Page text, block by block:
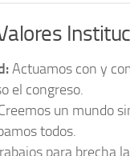
Actuamos con y
el congreso.
un mundo
todos.
para brecha